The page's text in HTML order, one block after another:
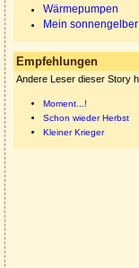
Wärmepumpen
Mein
Empfehlungen
Andere Leser dieser Story
Moment...!
Schon wieder Herbst
Kleiner Krieger